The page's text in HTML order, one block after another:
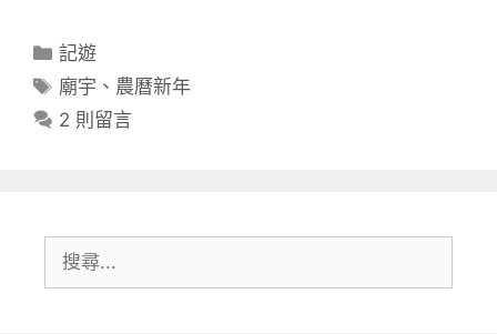
分
類
記遊
標
籤
廟宇 、 農曆新年
2 則留言
尋: